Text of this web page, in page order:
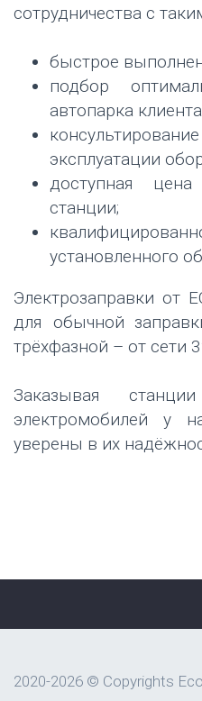
сотрудничества с
быстрое
подбор
автопарка
эксплуатации
доступная
станции;
установленного
Электрозаправки от
для обычной
трёхфазной – от сети
Заказывая
электромобилей у
уверены в их
2020-2026 © Copyrights